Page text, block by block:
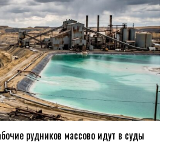
рудников массово идут в суды